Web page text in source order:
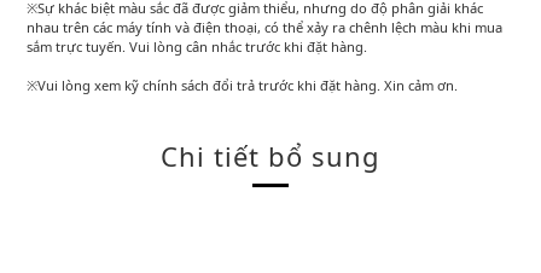
※Sự khác biệt màu sắc đã được giảm thiểu, nhưng do độ phân giải khác
nhau trên các máy tính và điện thoại, có thể xảy ra chênh lệch màu khi mua
sắm trực tuyến. Vui lòng cân nhắc trước khi đặt hàng.
※Vui lòng xem kỹ chính sách đổi trả trước khi đặt hàng. Xin cảm ơn.
Chi tiết bổ sung